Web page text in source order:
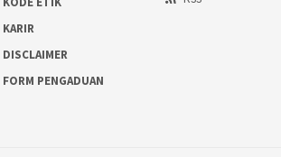
KARIR
DISCLAIMER
FORM PENGADUAN